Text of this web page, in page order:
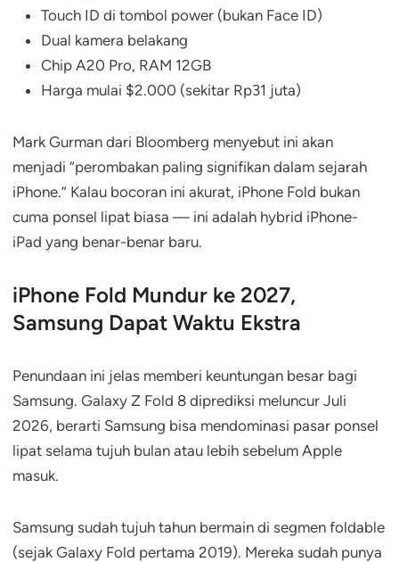
Touch ID di tombol power (bukan Face ID)
Dual kamera belakang
Chip A20 Pro, RAM 12GB
Harga mulai $2.000 (sekitar Rp31 juta)
Mark Gurman dari Bloomberg menyebut ini akan
menjadi “perombakan paling signifikan dalam sejarah
iPhone.” Kalau bocoran ini akurat, iPhone Fold bukan
cuma ponsel lipat biasa — ini adalah hybrid iPhone-
iPad yang benar-benar baru.
iPhone Fold Mundur ke 2027,
Samsung Dapat Waktu Ekstra
Penundaan ini jelas memberi keuntungan besar bagi
Samsung. Galaxy Z Fold 8 diprediksi meluncur Juli
2026, berarti Samsung bisa mendominasi pasar ponsel
lipat selama tujuh bulan atau lebih sebelum Apple
masuk.
Samsung sudah tujuh tahun bermain di segmen foldable
(sejak Galaxy Fold pertama 2019). Mereka sudah punya